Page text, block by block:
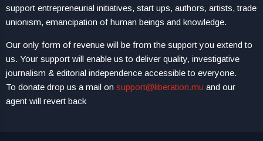
support entrepreneurial initiatives, start ups, authors, artists, trade
unionism, emancipation of human beings and knowledge.
Our only form of revenue will be from the support you extend to
us. Your support will enable us to deliver quality, investigative
journalism & editorial independence accessible to everyone.
To donate drop us a mail on support@liberation.mu and our
agent will revert back